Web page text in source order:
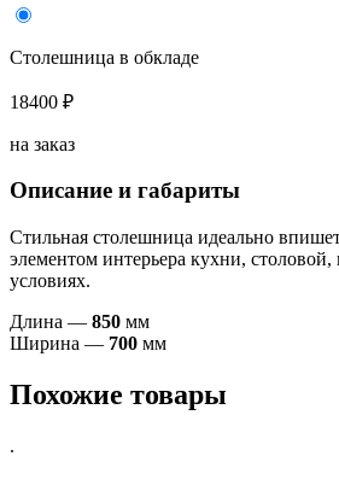
Столешница в обкладе
18400 ₽
на заказ
Описание и габариты
Стильная столешница идеально
элементом интерьера кухни,
условиях.
Длина — 850 мм
Ширина — 700 мм
Похожие товары
.